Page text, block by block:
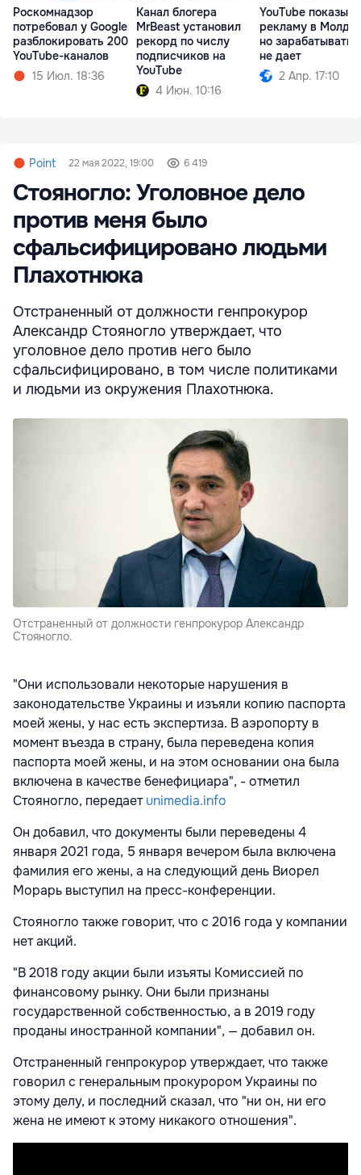
Роскомнадзор
потребовал у Google
разблокировать 200
YouTube-каналов
15 Июл. 18:36
Канал блогера
MrBeast установил
рекорд по числу
подписчиков на
YouTube
4 Июн. 10:16
YouTube
рекламу в
но зарабатывать
не дает
2 Апр. 17:10
Point 22 мая 2022, 19:00 6 419
Стояногло: Уголовное дело
против меня было
сфальсифицировано людьми
Плахотнюка
Отстраненный от должности генпрокурор
Александр Стояногло утверждает, что
уголовное дело против него было
сфальсифицировано, в том числе политиками
и людьми из окружения Плахотнюка.
Отстраненный от должности генпрокурор Александр
Стояногло.
"Они использовали некоторые нарушения в
законодательстве Украины и изъяли копию паспорта
моей жены, у нас есть экспертиза. В аэропорту в
момент въезда в страну, была переведена копия
паспорта моей жены, и на этом основании она была
включена в качестве бенефициара", - отметил
Стояногло, передаетunimedia.info
Он добавил, что документы были переведены 4
января 2021 года, 5 января вечером была включена
фамилия его жены, а на следующий день Виорел
Морарь выступил на пресс-конференции.
Стояногло также говорит, что с 2016 года у компании
нет акций.
"В 2018 году акции были изъяты Комиссией по
финансовому рынку. Они были признаны
государственной собственностью, а в 2019 году
проданы иностранной компании", — добавил он.
Отстраненный генпрокурор утверждает, что также
говорил с генеральным прокурором Украины по
этому делу, и последний сказал, что "ни он, ни его
жена не имеют к этому никакого отношения".